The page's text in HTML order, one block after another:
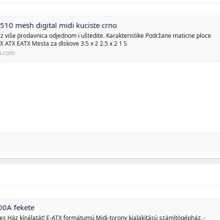
mesh digital midi kuciste crno
više prodavnica odjednom i uštedite. Karakteristike Podržane maticne ploce
ATX EATX Mesta za diskove 3.5 x 2 2.5 x 2 1 S
fekete
Ház kínálatát! E-ATX formátumú Midi-torony kialakítású számítógépház. -